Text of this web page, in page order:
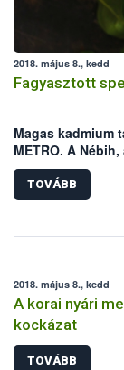
2018. május 8., kedd
Fagyasztott
Magas kadmium
METRO. A
on keresztül is
TOVÁBB
2018. május 8., kedd
A korai nyári
kockázat
TOVÁBB